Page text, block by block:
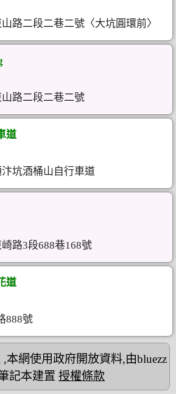
路二段二巷二號〈大坑圓環前〉
路二段二巷二號
道
坑酒桶山自行車道
路3段688巷168號
道
888號
,本網使用政府開放資料,由bluezz
記本建置 授權條款